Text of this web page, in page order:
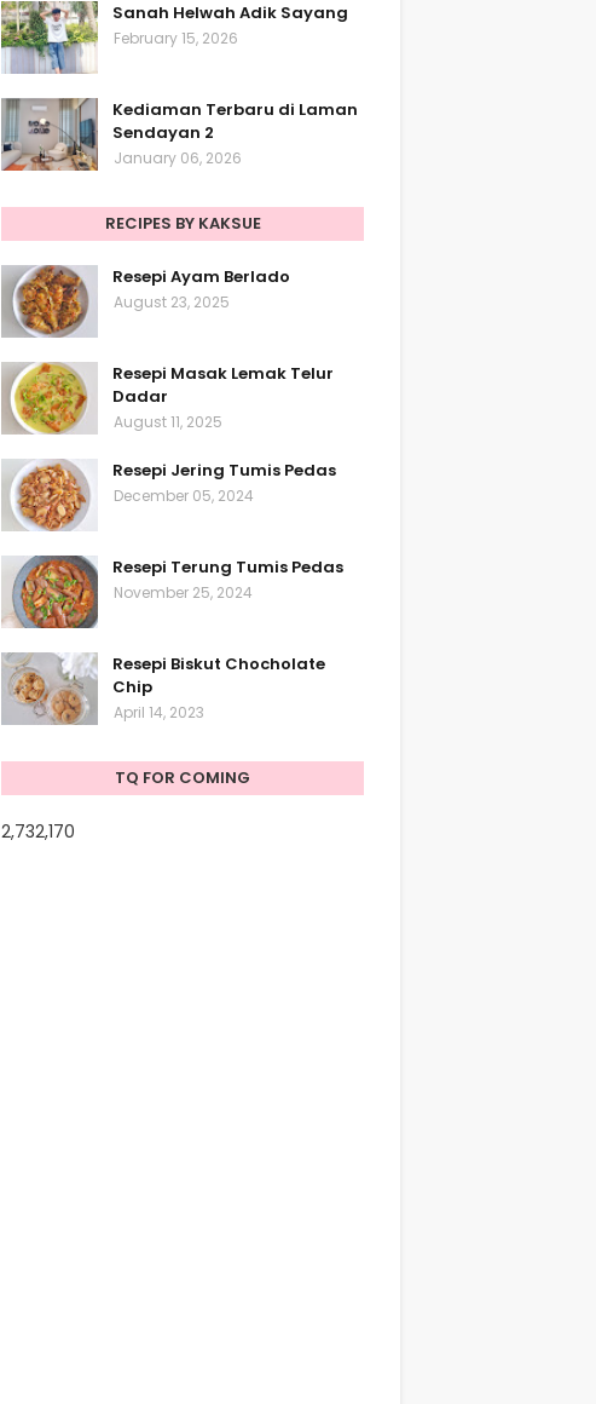
Sanah Helwah Adik Sayang
February 15, 2026
Kediaman Terbaru di Laman
Sendayan 2
January 06, 2026
RECIPES BY KAKSUE
Resepi Ayam Berlado
August 23, 2025
Resepi Masak Lemak Telur
Dadar
August 11, 2025
Resepi Jering Tumis Pedas
December 05, 2024
Resepi Terung Tumis Pedas
November 25, 2024
Resepi Biskut Chocholate
Chip
April 14, 2023
TQ FOR COMING
2,732,170